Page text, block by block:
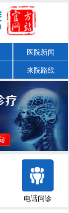
医院新闻
来院路线
电话问诊